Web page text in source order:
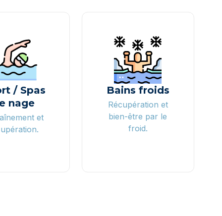
/ Spas
nage
et
Bains froids
Récupération et
bien-être par le
froid.